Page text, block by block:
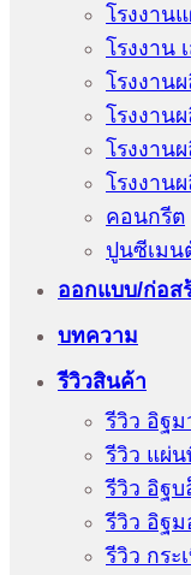
โรงงาน
โรงงาน
โรงงาน
โรงงาน
โรงงาน
โรงงาน
คอนกรีต
ปูนซีเมน
ออกแบบ/ก่อส
บทความ
รีวิวสินค้า
รีวิว อิฐม
รีวิว แผ่
รีวิว อิฐบ
รีวิว อิฐ
รีวิว กระ